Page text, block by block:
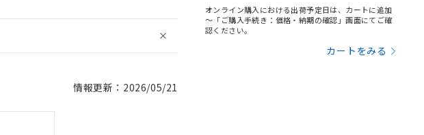
情報更新：2026/05/21
オンライン購入における出荷予定日は、カートに追加
～「ご購入手続き：価格・納期の確認」画面にてご確
認ください。
カートをみる